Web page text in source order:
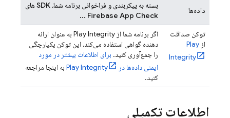
داده‌ها
بسته به پیکربندی و فراخوانی برنامه شما، SDK های
Firebase App Check
...
توکن صداقت
از Play
Integrity
اگر برنامه شما از Play Integrity به عنوان ارائه
دهنده گواهی استفاده می‌کند، این توکن یکپارچگی
را جمع‌آوری کنید. برای اطلاعات بیشتر در مورد
ایمنی داده‌ها در Play Integrity
به اینجا مراجعه
کنید.
اطلاعات تکمیلی